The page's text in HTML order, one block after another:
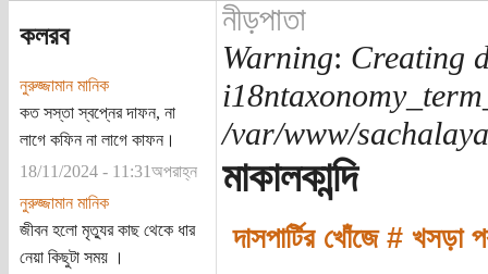
কলরব
নুরুজ্জামান মানিক
কত সস্তা স্বপ্নের দাফন, না
লাগে কফিন না লাগে কাফন।
18/11/2024 - 11:31অপরাহ্ন
নুরুজ্জামান মানিক
জীবন হলো মৃত্যুর কাছ থেকে ধার
নেয়া কিছুটা সময় ।
নীড়পাতা
Warning: Creating
/var/www/
মাকালকান্দি
দাসপার্টির খোঁজে # খসড়া